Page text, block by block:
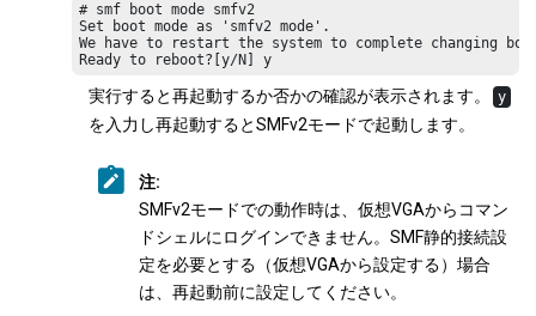
# smf boot mode smfv2
Set boot mode as 'smfv2 mode'.
We have to restart the system to complete changing
Ready to reboot?[y/N] y
実行すると再起動するか否かの確認が表示されます。 y
を入力し再起動するとSMFv2モードで起動します。
注:
SMFv2モードでの動作時は、仮想VGAからコマン
ドシェルにログインできません。SMF静的接続設
定を必要とする（仮想VGAから設定する）場合
は、再起動前に設定してください。